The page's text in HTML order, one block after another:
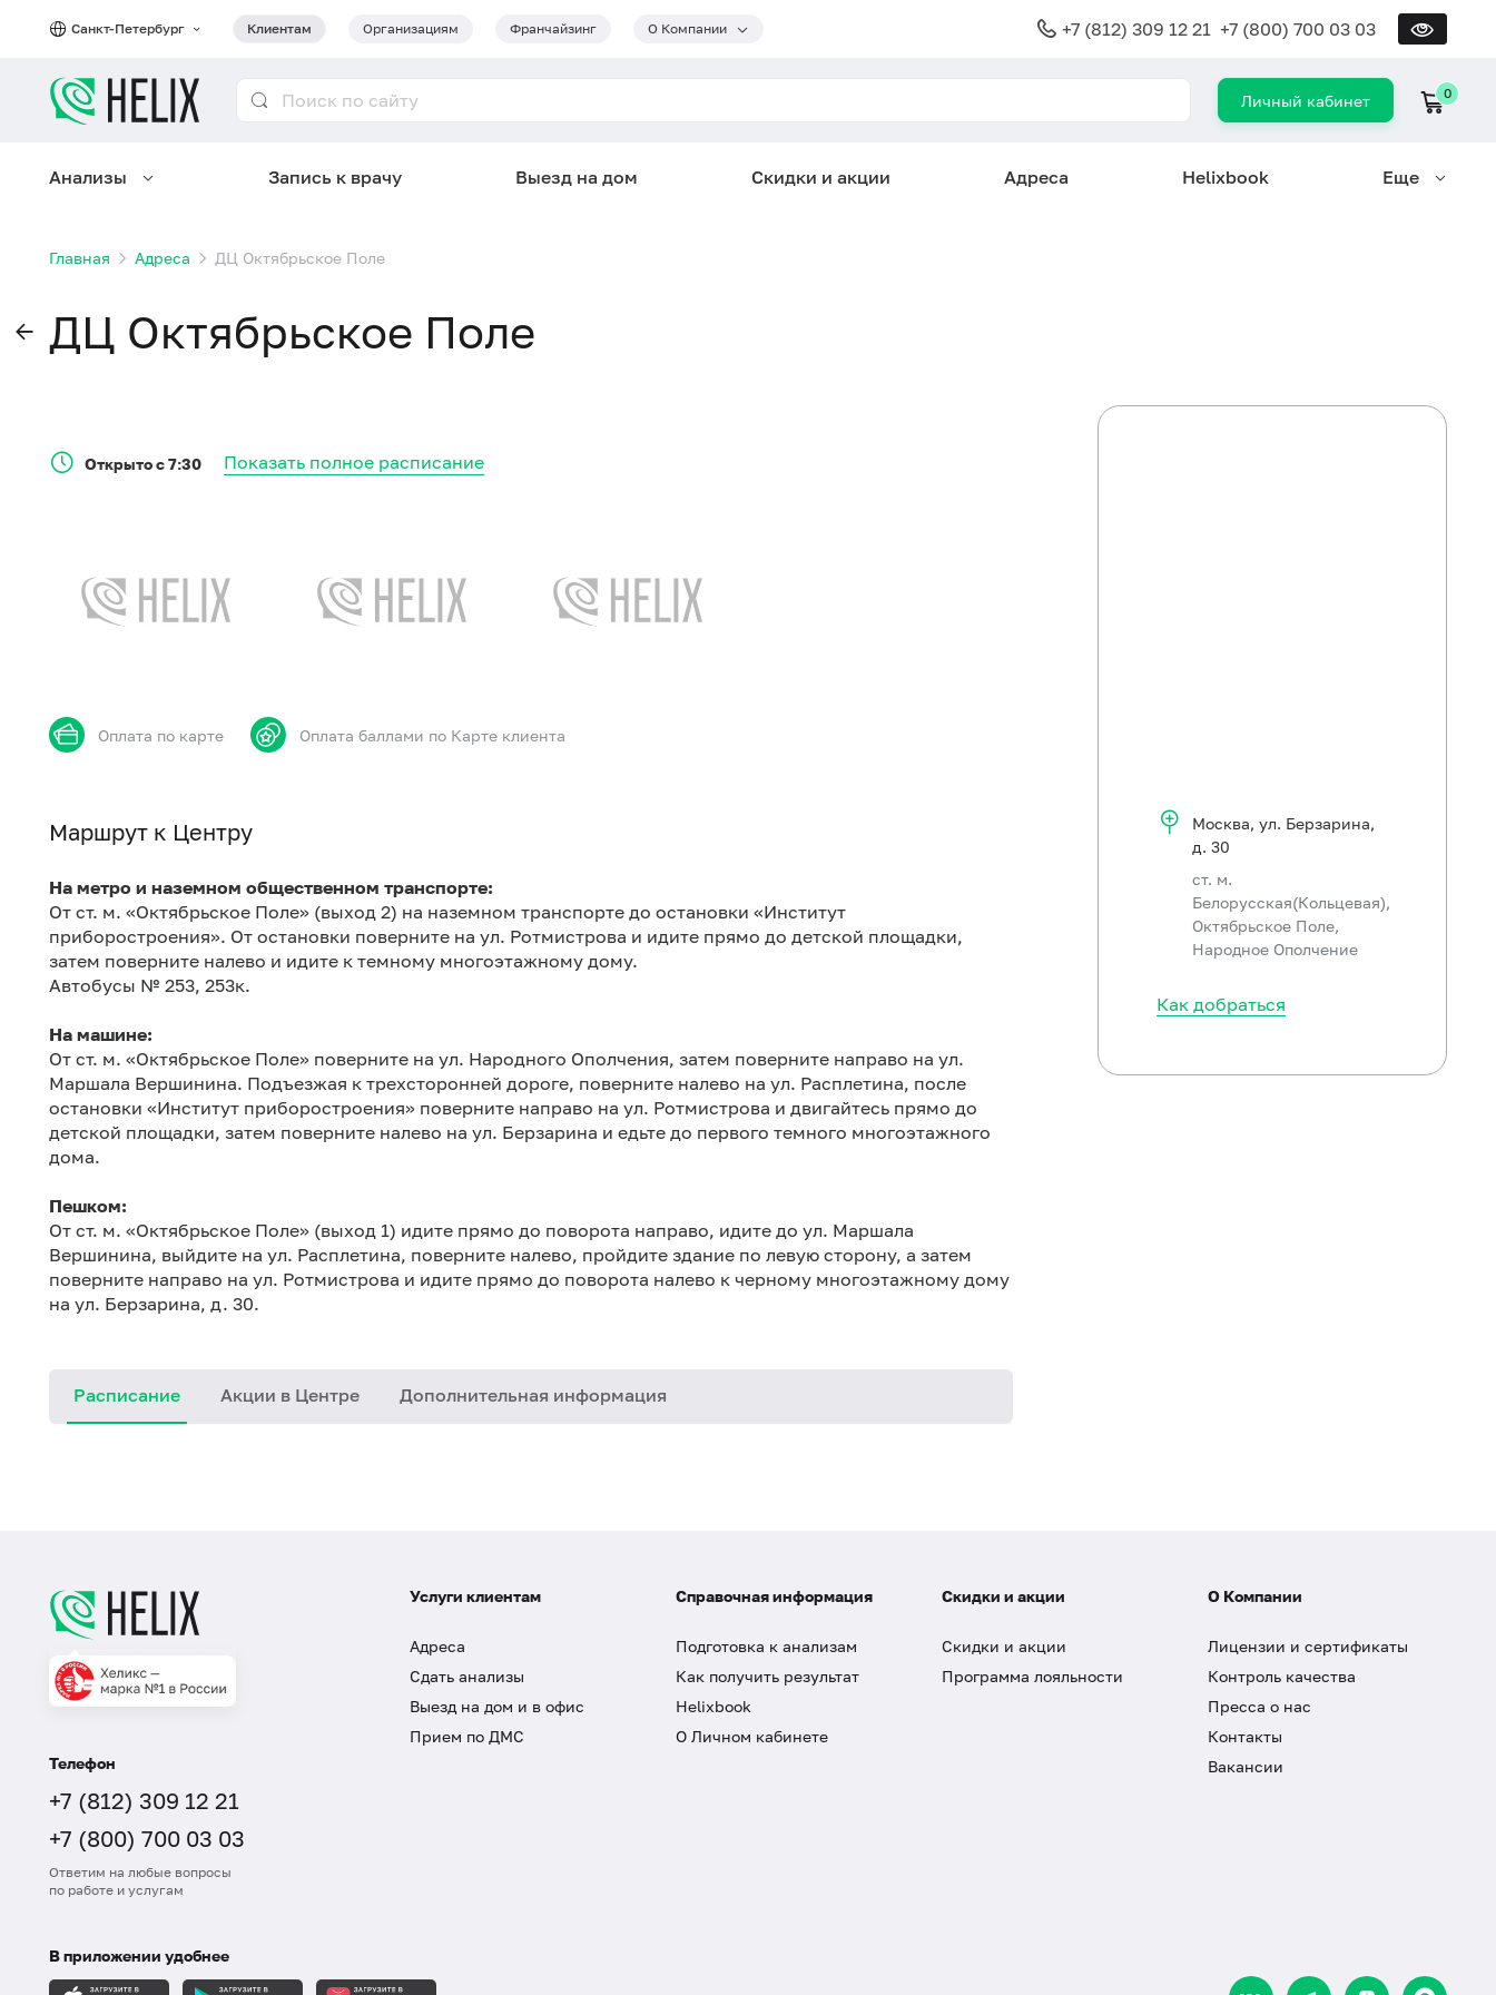
Санкт-Петербург Клиентам Организациям Франчайзинг О Компании +7 (812) 309 12 21 +7 (800) 700 03 03
Личный кабинет 0
Анализы Запись к врачу Выезд на дом Скидки и акции Адреса Helixbook Еще
Главная Адреса ДЦ Октябрьское Поле
ДЦ Октябрьское Поле
Открыто с 7:30 Показать полное расписание
Оплата по карте Оплата баллами по Карте клиента
Маршрут к Центру
На метро и наземном общественном транспорте:
От ст. м. «Октябрьское Поле» (выход 2) на наземном транспорте до остановки «Институт
приборостроения». От остановки поверните на ул. Ротмистрова и идите прямо до детской площадки,
затем поверните налево и идите к темному многоэтажному дому.
Автобусы № 253, 253к.
На машине:
От ст. м. «Октябрьское Поле» поверните на ул. Народного Ополчения, затем поверните направо на ул.
Маршала Вершинина. Подъезжая к трехсторонней дороге, поверните налево на ул. Расплетина, после
остановки «Институт приборостроения» поверните направо на ул. Ротмистрова и двигайтесь прямо до
детской площадки, затем поверните налево на ул. Берзарина и едьте до первого темного многоэтажного
дома.
Пешком:
От ст. м. «Октябрьское Поле» (выход 1) идите прямо до поворота направо, идите до ул. Маршала
Вершинина, выйдите на ул. Расплетина, поверните налево, пройдите здание по левую сторону, а затем
поверните направо на ул. Ротмистрова и идите прямо до поворота налево к черному многоэтажному дому
на ул. Берзарина, д. 30.
Расписание Акции в Центре Дополнительная информация
Москва, ул. Берзарина,
д. 30
ст. м.
Белорусская(Кольцевая),
Октябрьское Поле,
Народное Ополчение
Как добраться
Телефон
+7 (812) 309 12 21
+7 (800) 700 03 03
Ответим на любые вопросы
по работе и услугам
Услуги клиентам
Адреса
Сдать анализы
Выезд на дом и в офис
Прием по ДМС
Справочная информация
Подготовка к анализам
Как получить результат
Helixbook
О Личном кабинете
Скидки и акции
Скидки и акции
Программа лояльности
О Компании
Лицензии и сертификаты
Контроль качества
Пресса о нас
Контакты
Вакансии
В приложении удобнее